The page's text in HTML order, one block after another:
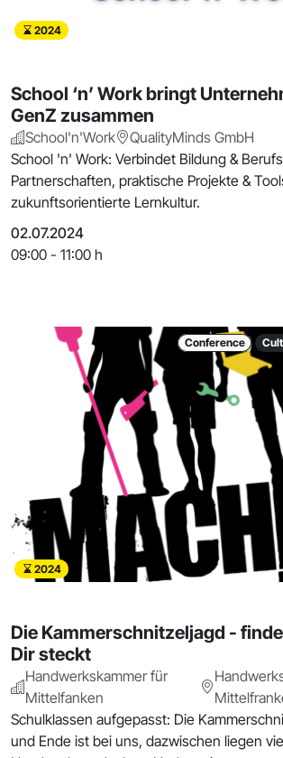
2024
School ‘n’ Work bringt
GenZ zusammen
School'n'Work
QualityMinds GmbH
School 'n' Work: Verbindet Bildung &
Partnerschaften, praktische Projekte &
zukunftsorientierte Lernkultur.
02.07.2024
09:00 - 11:00 h
Conference
2024
Die Kammerschnitzeljagd -
Dir steckt
Handwerkskammer für
Mittelfanken
Schulklassen aufgepasst: Die
und Ende ist bei uns, dazwischen liegen